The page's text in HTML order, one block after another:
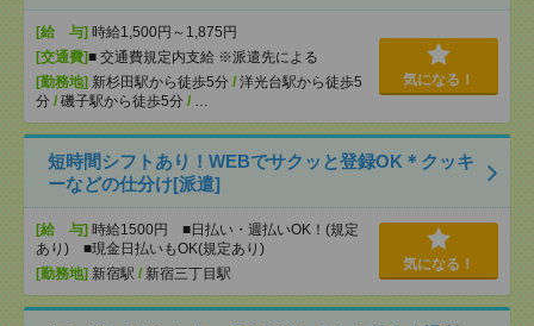
[給 与] 時給1,500円～1,875円
[交通費]■ 交通費規定内支給 ※派遣先による
[勤務地] 新杉田駅から徒歩5分 / 洋光台駅から徒歩5
分 / 磯子駅から徒歩5分 / …
気になる！
短時間シフトあり！WEBでサクッと登録OK＊クッキ
ーなどの仕分け[派遣]
[給 与] 時給1500円 ■日払い・週払いOK！(規定
あり) ■現金日払いもOK(規定あり)
[勤務地] 新宿駅 / 新宿三丁目駅
気になる！